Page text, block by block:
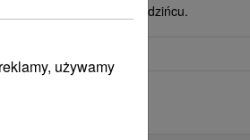
atmosfery na dziedzińcu.
używamy